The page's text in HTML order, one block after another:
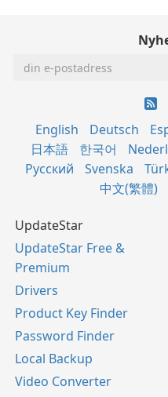
English Deutsch
日本語
한국어
Русский
Svenska
中文(繁體)
UpdateStar
UpdateStar Free &
Premium
Drivers
Product Key Finder
Password Finder
Local Backup
Video Converter